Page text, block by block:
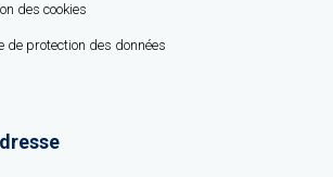
des cookies
de protection des données